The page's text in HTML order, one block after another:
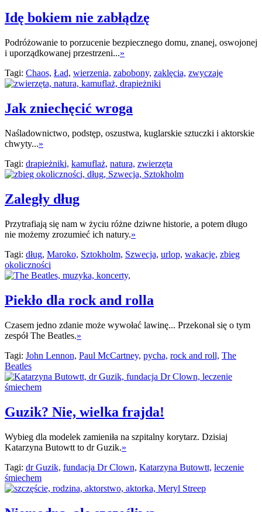
Idę bokiem nie zabłądzę
Podróżowanie to porzucenie bezpiecznego domu, znanej, oswojonej
i uporządkowanej przestrzeni...»
Tagi: Chaos, Ład, wierzenia, zabobony, zaklęcia, zwyczaje
Jak zniechęcić wroga
Naśladownictwo, podstęp, oszustwa, kuglarskie sztuczki i aktorskie
chwyty...»
Tagi: drapieżniki, kamuflaż, natura, zwierzęta
Zaległy dług
Przytrafiają się nam w życiu różne dziwne historie, a potem długo
nie możemy zrozumieć ich natury.»
Tagi: dług, Maroko, Sztokholm, Szwecja, urlop, wakacje, zbieg
okoliczności
Piekło dla rock and rolla
Czasem jedno zdanie może wywołać lawinę... Przekonał się o tym
zespół The Beatles.»
Tagi: John Lennon, Paul McCartney, pycha, rock and roll, The
Beatles
Guzik? Nie, wielka frajda!
Wybieg dla modelek zamieniła na szpitalny korytarz. Dzisiaj
Katarzyna Butowtt to dr Guzik.»
Tagi: dr Guzik, fundacja Dr Clown, Katarzyna Butowtt, leczenie
śmiechem